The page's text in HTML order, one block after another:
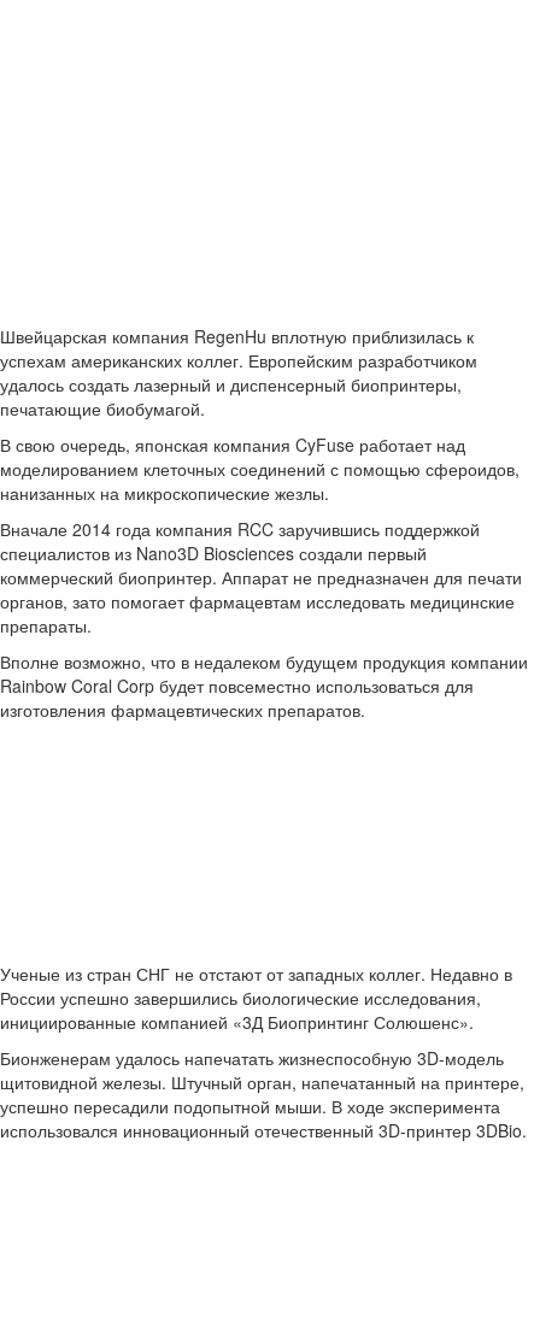
Швейцарская компания RegenHu вплотную приблизилась к
успехам американских коллег. Европейским разработчиком
удалось создать лазерный и диспенсерный биопринтеры,
печатающие биобумагой.
В свою очередь, японская компания CyFuse работает над
моделированием клеточных соединений с помощью сфероидов,
нанизанных на микроскопические жезлы.
Вначале 2014 года компания RCC заручившись поддержкой
специалистов из Nano3D Biosciences создали первый
коммерческий биопринтер. Аппарат не предназначен для печати
органов, зато помогает фармацевтам исследовать медицинские
препараты.
Вполне возможно, что в недалеком будущем продукция компании
Rainbow Coral Corp будет повсеместно использоваться для
изготовления фармацевтических препаратов.
Ученые из стран СНГ не отстают от западных коллег. Недавно в
России успешно завершились биологические исследования,
инициированные компанией «3Д Биопринтинг Солюшенс».
Бионженерам удалось напечатать жизнеспособную 3D-модель
щитовидной железы. Штучный орган, напечатанный на принтере,
успешно пересадили подопытной мыши. В ходе эксперимента
использовался инновационный отечественный 3D-принтер 3DBio.